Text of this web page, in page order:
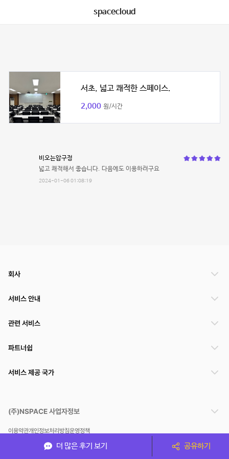
spacecloud
서초, 넓고 쾌적한 스페이스.
2,000 원/시간
비오는압구정
넓고 쾌적해서 좋습니다. 다음에도 이용하려구요
2024-01-06 01:08:19
더 많은 후기 보기 공유하기
회사
서비스 안내
관련 서비스
파트너쉽
서비스 제공 국가
(주)NSPACE 사업자정보
이용약관개인정보처리방침운영정책
스페이스클라우드는 통신판매중개자이며 통신판매의 당사자가 아닙니다. 따라서 스페이스클
라우드는 공간 거래정보 및 거래에 대해 책임지지 않습니다.